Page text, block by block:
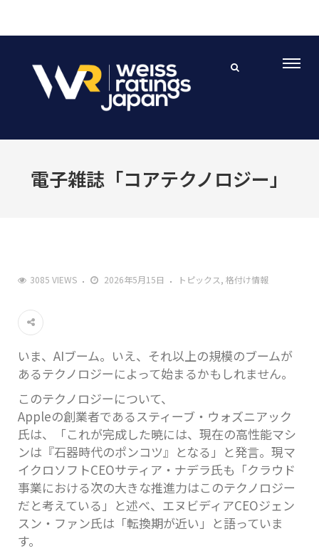
電子雑誌「コアテクノロジー」
3085 VIEWS 2026年5月15日 トピックス 格付け情報
いま、AIブーム。いえ、それ以上の規模のブームが
あるテクノロジーによって始まるかもしれません。
このテクノロジーについて、
Appleの創業者であるスティーブ・ウォズニアック
氏は、「これが完成した暁には、現在の高性能マシ
ンは『石器時代のポンコツ』となる」と発言。現マ
イクロソフトCEOサティア・ナデラ氏も「クラウド
事業における次の大きな推進力はこのテクノロジー
だと考えている」と述べ、エヌビディアCEOジェン
スン・ファン氏は「転換期が近い」と語っていま
す。